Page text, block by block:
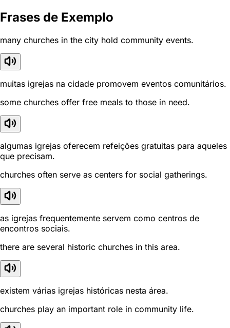
Frases de Exemplo
many churches in the city hold community events.
muitas igrejas na cidade promovem eventos comunitários.
some churches offer free meals to those in need.
algumas igrejas oferecem refeições gratuitas para aqueles
que precisam.
churches often serve as centers for social gatherings.
as igrejas frequentemente servem como centros de
encontros sociais.
there are several historic churches in this area.
existem várias igrejas históricas nesta área.
churches play an important role in community life.